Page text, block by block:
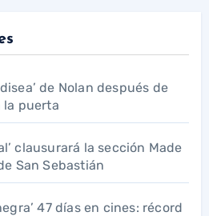
de Nolan después de
la puerta
clausurará la sección Made
San Sebastián
47 días en cines: récord